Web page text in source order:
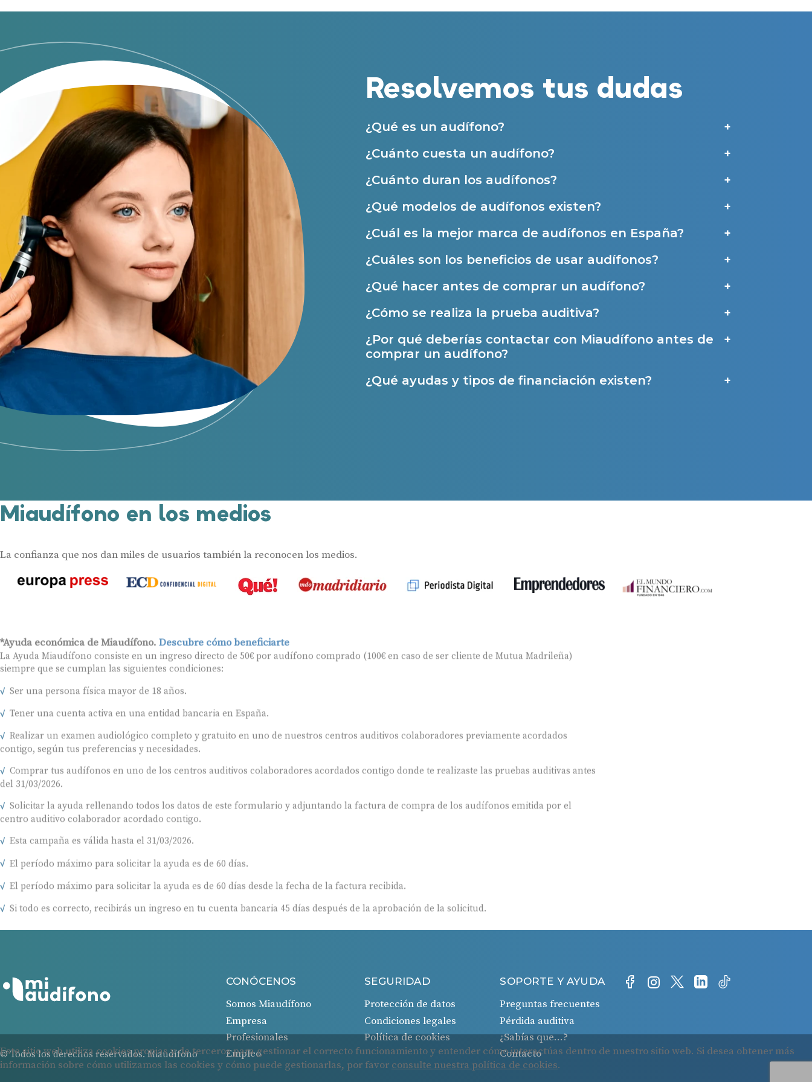
Resolvemos tus dudas
¿Qué es un audífono?
¿Cuánto cuesta un audífono?
¿Cuánto duran los audífonos?
¿Qué modelos de audífonos existen?
¿Cuál es la mejor marca de audífonos en España?
¿Cuáles son los beneficios de usar audífonos?
¿Qué hacer antes de comprar un audífono?
¿Cómo se realiza la prueba auditiva?
¿Por qué deberías contactar con Miaudífono antes de
comprar un audífono?
¿Qué ayudas y tipos de financiación existen?
Miaudífono en los medios
La confianza que nos dan miles de usuarios también la reconocen los medios.
*Ayuda económica de Miaudífono. Descubre cómo beneficiarte
La Ayuda Miaudífono consiste en un ingreso directo de 50€ por audífono comprado (100€ en caso de ser cliente de Mutua Madrileña)
siempre que se cumplan las siguientes condiciones:
Ser una persona física mayor de 18 años.
Tener una cuenta activa en una entidad bancaria en España.
Realizar un examen audiológico completo y gratuito en uno de nuestros centros auditivos colaboradores previamente acordados
contigo, según tus preferencias y necesidades.
Comprar tus audífonos en uno de los centros auditivos colaboradores acordados contigo donde te realizaste las pruebas auditivas antes
del 31/03/2026.
Solicitar la ayuda rellenando todos los datos de este formulario y adjuntando la factura de compra de los audífonos emitida por el
centro auditivo colaborador acordado contigo.
Esta campaña es válida hasta el 31/03/2026.
El período máximo para solicitar la ayuda es de 60 días.
El período máximo para solicitar la ayuda es de 60 días desde la fecha de la factura recibida.
Si todo es correcto, recibirás un ingreso en tu cuenta bancaria 45 días después de la aprobación de la solicitud.
© Todos los derechos reservados. Miaudífono
CONÓCENOS
Somos Miaudífono
Empresa
Profesionales
Empleo
SEGURIDAD
Protección de datos
Condiciones legales
Política de cookies
SOPORTE Y AYUDA
Preguntas frecuentes
Pérdida auditiva
¿Sabías que…?
Contacto
Centros Auditivos en otras ciudades
Atención personalizada
Prueba de audífonos
Financiación de audífonos
Reparación de audífonos
Ayudas y subvenciones
Ayuda Miaudífono hasta 200€*
Ayudas para audífonos en Castilla-La Mancha
Ayudas para audífonos en Andalucía
Ayudas y subvenciones en La Rioja
Ayudas para audífonos en Galicia